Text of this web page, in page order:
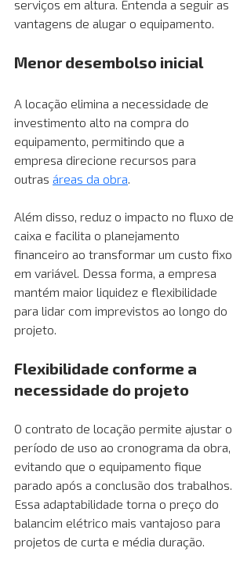
serviços em altura. Entenda a seguir as
vantagens de alugar o equipamento.
Menor desembolso inicial
A locação elimina a necessidade de
investimento alto na compra do
equipamento, permitindo que a
empresa direcione recursos para
outras áreas da obra.
Além disso, reduz o impacto no fluxo de
caixa e facilita o planejamento
financeiro ao transformar um custo fixo
em variável. Dessa forma, a empresa
mantém maior liquidez e flexibilidade
para lidar com imprevistos ao longo do
projeto.
Flexibilidade conforme a
necessidade do projeto
O contrato de locação permite ajustar o
período de uso ao cronograma da obra,
evitando que o equipamento fique
parado após a conclusão dos trabalhos.
Essa adaptabilidade torna o preço do
balancim elétrico mais vantajoso para
projetos de curta e média duração.